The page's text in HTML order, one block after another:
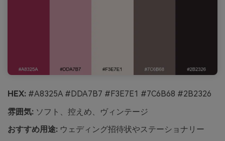
HEX: #A8325A #DDA7B7 #F3E7E1 #7C6B68 #2B2326
雰囲気: ソフト、控えめ、ヴィンテージ
おすすめ用途: ウェディング招待状やステーショナリー